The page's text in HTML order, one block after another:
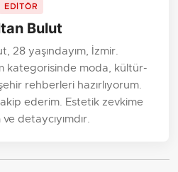
EDİTÖR
Bulut
28 yaşındayım, İzmir.
kategorisinde moda, kültür-
rehberleri hazırlıyorum.
ederim. Estetik zevkime
detaycıyımdır.